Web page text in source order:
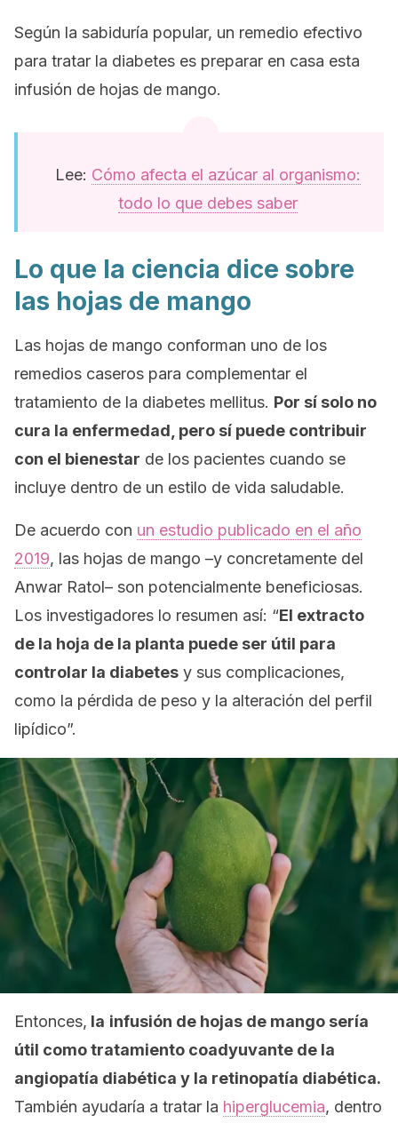
Según la sabiduría popular, un remedio efectivo
para tratar la diabetes es preparar en casa esta
infusión de hojas de mango.
Lee: Cómo afecta el azúcar al organismo:
todo lo que debes saber
Lo que la ciencia dice sobre
las hojas de mango
Las hojas de mango conforman uno de los
remedios caseros para complementar el
tratamiento de la diabetes mellitus. Por sí solo no
cura la enfermedad, pero sí puede contribuir
con el bienestar de los pacientes cuando se
incluye dentro de un estilo de vida saludable.
De acuerdo con un estudio publicado en el año
2019, las hojas de mango –y concretamente del
Anwar Ratol– son potencialmente beneficiosas.
Los investigadores lo resumen así: “El extracto
de la hoja de la planta puede ser útil para
controlar la diabetes y sus complicaciones,
como la pérdida de peso y la alteración del perfil
lipídico”.
Entonces, la infusión de hojas de mango sería
útil como tratamiento coadyuvante de la
angiopatía diabética y la retinopatía diabética.
También ayudaría a tratar la hiperglucemia, dentro